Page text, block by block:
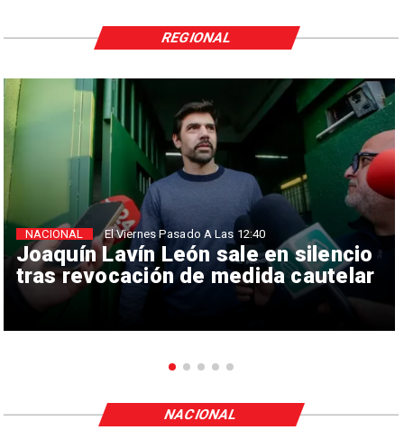
Joaquín Lavín León sale en silencio
tras revocación de medida cautelar
NACIONAL El Viernes Pasado A Las 12:40
REGIONAL
NACIONAL